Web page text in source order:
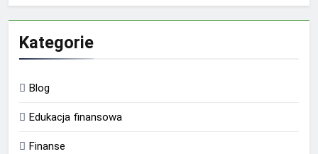
Kategorie
Blog
Edukacja finansowa
Finanse